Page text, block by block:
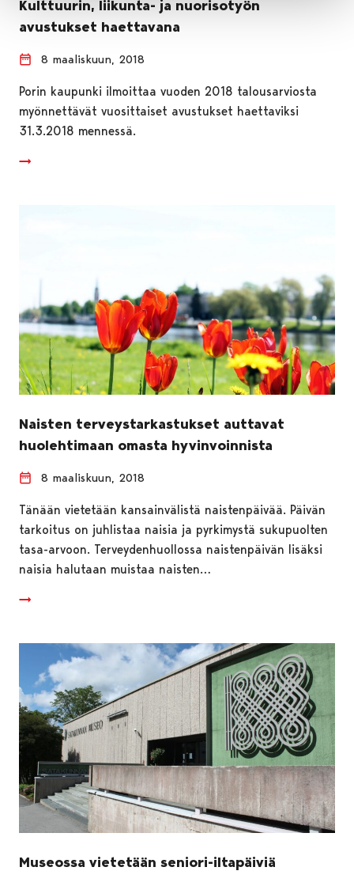
Kulttuurin, liikunta- ja nuorisotyön
avustukset haettavana
8 maaliskuun, 2018
Porin kaupunki ilmoittaa vuoden 2018 talousarviosta
myönnettävät vuosittaiset avustukset haettaviksi
31.3.2018 mennessä.
Naisten terveystarkastukset auttavat
huolehtimaan omasta hyvinvoinnista
8 maaliskuun, 2018
Tänään vietetään kansainvälistä naistenpäivää. Päivän
tarkoitus on juhlistaa naisia ja pyrkimystä sukupuolten
tasa-arvoon. Terveydenhuollossa naistenpäivän lisäksi
naisia halutaan muistaa naisten…
Museossa vietetään seniori-iltapäiviä